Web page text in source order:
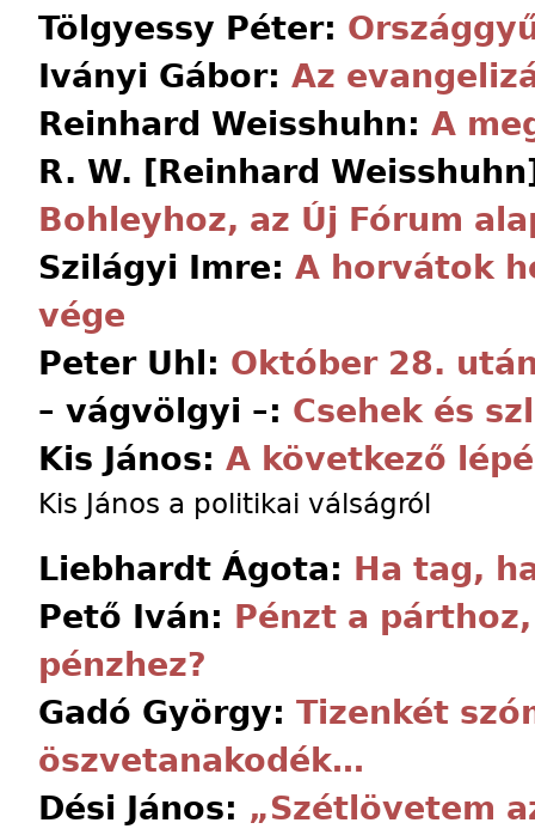
Tölgyessy Péter:
Iványi Gábor: Az
Reinhard Weisshuhn: A
R. W. [Reinhard
Bohleyhoz, az Új Fórum
Szilágyi Imre: A horvátok
vége
Peter Uhl: Október 28.
– vágvölgyi –: Csehek és
Kis János: A következő
Kis János a politikai válságról
Liebhardt Ágota: Ha tag,
Pető Iván: Pénzt a
pénzhez?
Gadó György: Tizenkét
öszvetanakodék…
Dési János: „Szétlövetem